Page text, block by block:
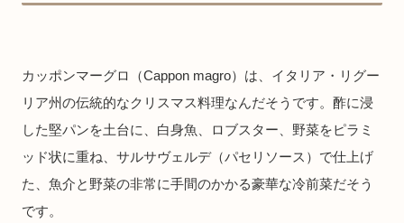
カッポンマーグロ（Cappon magro）は、イタリア・リグー
リア州の伝統的なクリスマス料理なんだそうです。酢に浸
した堅パンを土台に、白身魚、ロブスター、野菜をピラミ
ッド状に重ね、サルサヴェルデ（パセリソース）で仕上げ
た、魚介と野菜の非常に手間のかかる豪華な冷前菜だそう
です。